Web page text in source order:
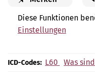
Diese Funktionen
Einstellungen
ICD-Codes: L60 Was